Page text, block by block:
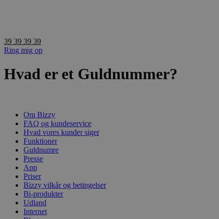
39 39 39 39
Ring mig op
Hvad er et Guldnummer?
Om Bizzy
FAQ og kundeservice
Hvad vores kunder siger
Funktioner
Guldnumre
Presse
App
Priser
Bizzy vilkår og betingelser
Bi-produkter
Udland
Internet